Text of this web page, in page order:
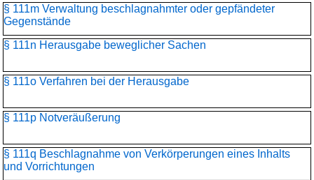
§ 111m Verwaltung beschlagnahmter oder gepfändeter
Gegenstände
§ 111n Herausgabe beweglicher Sachen
§ 111o Verfahren bei der Herausgabe
§ 111p Notveräußerung
§ 111q Beschlagnahme von Verkörperungen eines Inhalts
und Vorrichtungen